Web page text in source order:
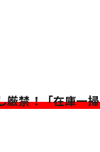
厳禁！「在庫一